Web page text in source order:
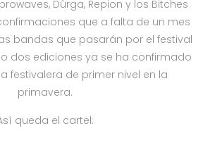
Dûrga, Repion y los Bitches
que a falta de un mes
bandas que pasarán por el festival
dos ediciones ya se ha confirmado
festivalera de primer nivel en la
primavera.
queda el cartel: